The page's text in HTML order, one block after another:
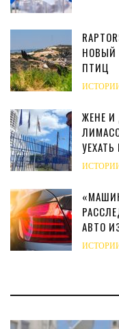
НОВЫЙ
ПТИЦ
ЖЕНЕ
АВТО